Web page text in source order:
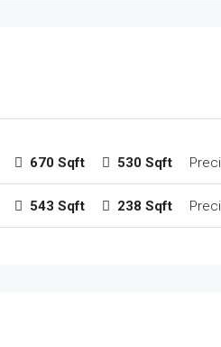
670 Sqft 530 Sqft
543 Sqft 238 Sqft